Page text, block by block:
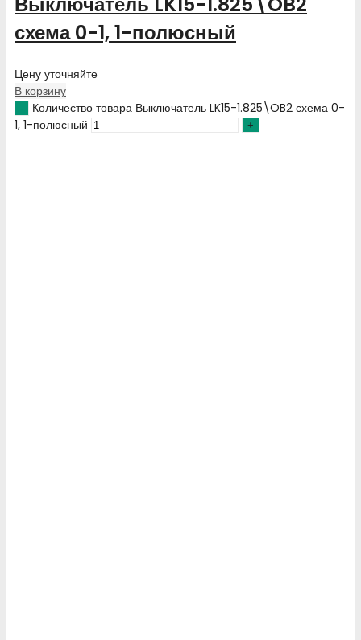
схема 0-1, 1-полюсный
Цену уточняйте
В корзину
Количество товара Выключатель LK15-1.825\OB2 схема 0-
1, 1-полюсный